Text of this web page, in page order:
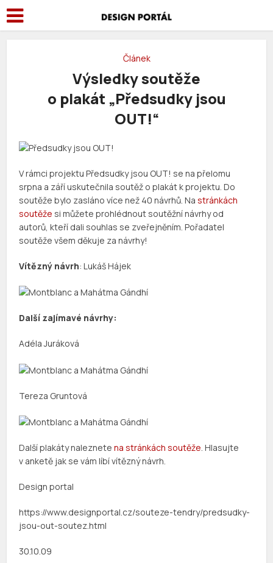
Článek
Výsledky soutěže
o plakát „Předsudky jsou
OUT!“
V rámci projektu Předsudky jsou OUT! se na přelomu
srpna a září uskutečnila soutěž o plakát k projektu. Do
soutěže bylo zasláno více než 40 návrhů. Nastránkách
soutěže si můžete prohlédnout soutěžní návrhy od
autorů, kteří dali souhlas se zveřejněním. Pořadatel
soutěže všem děkuje za návrhy!
Vítězný návrh: Lukáš Hájek
Další zajímavé návrhy:
Adéla Juráková
Tereza Gruntová
Další plakáty naleznetena stránkách soutěže. Hlasujte
v anketě jak se vám líbí vítězný návrh.
Design portal
https://www.designportal.cz/souteze-tendry/predsudky-
jsou-out-soutez.html
30.10.09